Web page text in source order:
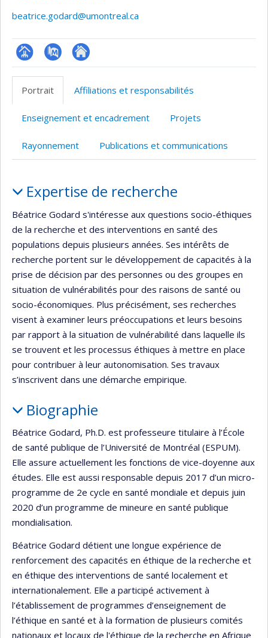
beatrice.godard@umontreal.ca
Page PubMedAutre
site
Portrait Affiliations et responsabilités
Enseignement et encadrement Projets
Rayonnement Publications et communications
Expertise de recherche
Béatrice Godard s'intéresse aux questions socio-éthiques
de la recherche et des interventions en santé des
populations depuis plusieurs années. Ses intérêts de
recherche portent sur le développement de capacités à la
prise de décision par des personnes ou des groupes en
situation de vulnérabilités pour des raisons de santé ou
socio-économiques. Plus précisément, ses recherches
visent à examiner leurs préoccupations et leurs besoins
par rapport à la situation de vulnérabilité dans laquelle ils
se trouvent et les processus éthiques à mettre en place
pour contribuer à leur autonomisation. Ses travaux
s’inscrivent dans une démarche empirique.
Biographie
Béatrice Godard, Ph.D. est professeure titulaire à l’École
de santé publique de l’Université de Montréal (ESPUM).
Elle assure actuellement les fonctions de vice-doyenne aux
études. Elle est aussi responsable depuis 2017 d’un micro-
programme de 2e cycle en santé mondiale et depuis juin
2020 d’un programme de mineure en santé publique
mondialisation.
Béatrice Godard détient une longue expérience de
renforcement des capacités en éthique de la recherche et
en éthique des interventions de santé localement et
internationalement. Elle a participé activement à
l’établissement de programmes d’enseignement de
l’éthique en santé et à la formation de plusieurs comités
nationaux et locaux de l'éthique de la recherche en Afrique